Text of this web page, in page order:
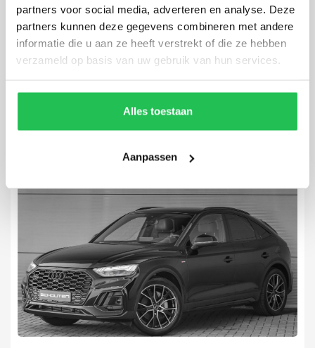
partners voor social media, adverteren en analyse. Deze
partners kunnen deze gegevens combineren met andere
informatie die u aan ze heeft verstrekt of die ze hebben
verzameld op basis van uw gebruik van hun services.
Alles toestaan
Aanpassen
Audi Q4 Sportback e-tron
50 Quattro S-Line 77 kWh